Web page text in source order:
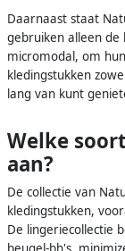
Daarnaast staat
gebruiken alleen de
micromodal, om
kledingstukken
lang van kunt
Welke
aan?
De collectie van
kledingstukken,
De lingeriecollectie